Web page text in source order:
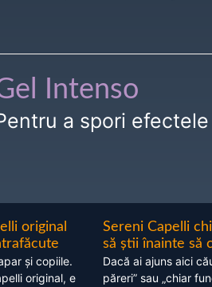
Intenso
a spori
original
și copiile.
original, e
Sereni Capelli
să știi înainte să
Dacă ai ajuns aici
păreri” sau „chiar